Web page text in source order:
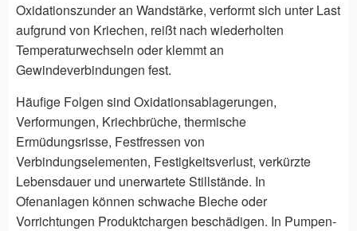
Oxidationszunder an Wandstärke, verformt sich unter Last
aufgrund von Kriechen, reißt nach wiederholten
Temperaturwechseln oder klemmt an
Gewindeverbindungen fest.
Häufige Folgen sind Oxidationsablagerungen,
Verformungen, Kriechbrüche, thermische
Ermüdungsrisse, Festfressen von
Verbindungselementen, Festigkeitsverlust, verkürzte
Lebensdauer und unerwartete Stillstände. In
Ofenanlagen können schwache Bleche oder
Vorrichtungen Produktchargen beschädigen. In Pumpen-